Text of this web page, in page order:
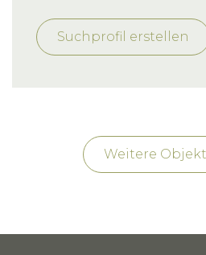
Suchprofil erstellen
Weitere